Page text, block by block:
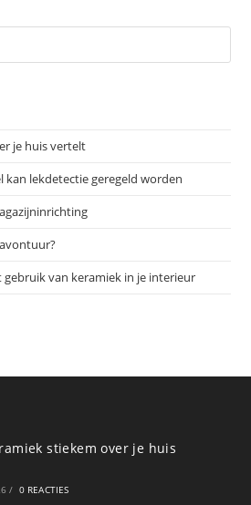
op
je huis vertelt
kan lekdetectie geregeld worden
van keramiek in je interieur
stiekem over je huis
/ 0 REACTIES